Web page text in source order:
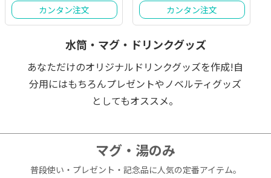
カンタン注文
カンタン注文
水筒・マグ・ドリンクグッズ
あなただけのオリジナルドリンクグッズを作成!自
分用にはもちろんプレゼントやノベルティグッズ
としてもオススメ。
マグ・湯のみ
普段使い・プレゼント・記念品に人気の定番アイテム。